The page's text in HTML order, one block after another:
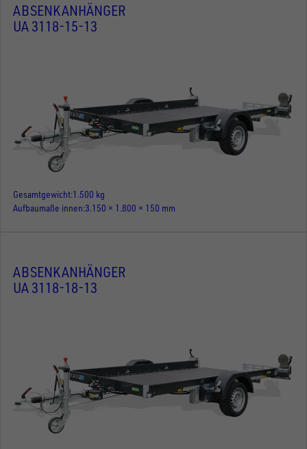
ABSENKANHÄNGER
UA 3118-15-13
Gesamtgewicht 1.500 kg
Aufbaumaße innen 3.150 × 1.800 × 150 mm
ABSENKANHÄNGER
UA 3118-18-13